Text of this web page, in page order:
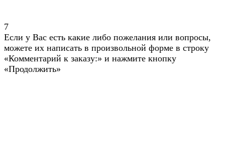
7
Если у Вас есть какие либо пожелания или вопросы,
можете их написать в произвольной форме в строку
«Комментарий к заказу:» и нажмите кнопку
«Продолжить»